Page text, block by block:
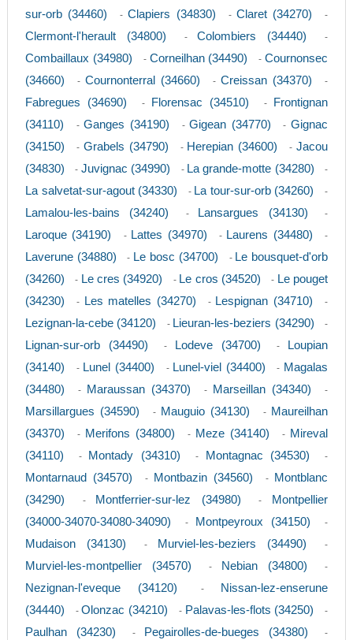
sur-orb (34460)
-Clapiers (34830) - Claret (34270) -
Clermont-l'herault (34800) -Colombiers (34440) -
Combaillaux (34980) - Corneilhan (34490) -Cournonsec
(34660)
- Cournonterral (34660) -Creissan (34370) -
Fabregues (34690) - Florensac (34510) -
Frontignan
(34110)
-Ganges (34190) -Gigean (34770) -Gignac
(34150)
- Grabels (34790) - Herepian (34600) -Jacou
(34830)
- Juvignac (34990) - La grande-motte (34280) -
La salvetat-sur-agout (34330) - La tour-sur-orb (34260) -
Lamalou-les-bains (34240) - Lansargues (34130) -
Laroque (34190) - Lattes (34970) - Laurens (34480) -
Laverune (34880) - Le bosc (34700) - Le bousquet-d'orb
(34260)
- Le cres (34920) - Le cros (34520) - Le pouget
(34230)
- Les matelles (34270) - Lespignan (34710) -
Lezignan-la-cebe (34120) - Lieuran-les-beziers (34290) -
Lignan-sur-orb (34490) - Lodeve (34700) -
Loupian
(34140)
- Lunel (34400) - Lunel-viel (34400) - Magalas
(34480)
- Maraussan (34370) - Marseillan (34340) -
Marsillargues (34590) - Mauguio (34130) - Maureilhan
(34370)
- Merifons (34800) - Meze (34140) - Mireval
(34110)
- Montady (34310) - Montagnac (34530) -
Montarnaud (34570) - Montbazin (34560) -
Montblanc
(34290)
- Montferrier-sur-lez (34980) -
Montpellier
(34000-34070-34080-34090)
- Montpeyroux (34150) -
Mudaison (34130) - Murviel-les-beziers (34490) -
Murviel-les-montpellier (34570) - Nebian (34800) -
Nezignan-l'eveque (34120) -
Nissan-lez-enserune
(34440)
-Olonzac (34210) - Palavas-les-flots (34250) -
Paulhan (34230) - Pegairolles-de-bueges (34380) -